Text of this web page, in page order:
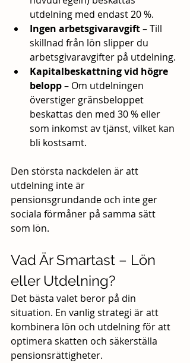
utdelning med endast 20 %.
Ingen arbetsgivaravgift – Till
skillnad från lön slipper du
arbetsgivaravgifter på utdelning.
Kapitalbeskattning vid högre
belopp – Om utdelningen
överstiger gränsbeloppet
beskattas den med 30 % eller
som inkomst av tjänst, vilket kan
bli kostsamt.
Den största nackdelen är att
utdelning inte är
pensionsgrundande och inte ger
sociala förmåner på samma sätt
som lön.
Vad Är Smartast – Lön
eller Utdelning?
Det bästa valet beror på din
situation. En vanlig strategi är att
kombinera lön och utdelning för att
optimera skatten och säkerställa
pensionsrättigheter.